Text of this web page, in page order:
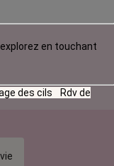
en touchant
des cils
Rdv de